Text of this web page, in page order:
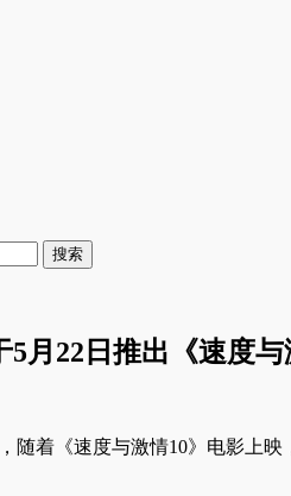
月22日推出《速度
随着《速度与激情10》电影上